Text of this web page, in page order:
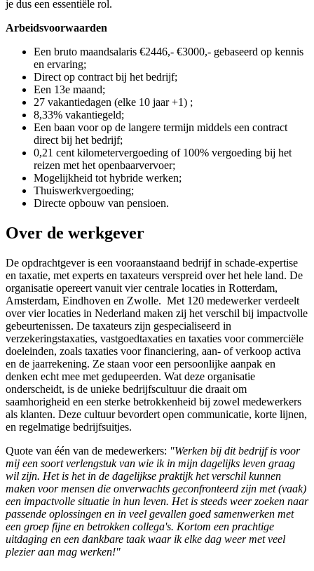
je dus een essentiële rol.
Arbeidsvoorwaarden
Een bruto maandsalaris €2446,- €3000,- gebaseerd op kennis
en ervaring;
Direct op contract bij het bedrijf;
Een 13e maand;
27 vakantiedagen (elke 10 jaar +1) ;
8,33% vakantiegeld;
Een baan voor op de langere termijn middels een contract
direct bij het bedrijf;
0,21 cent kilometervergoeding of 100% vergoeding bij het
reizen met het openbaarvervoer;
Mogelijkheid tot hybride werken;
Thuiswerkvergoeding;
Directe opbouw van pensioen.
Over de werkgever
De opdrachtgever is een vooraanstaand bedrijf in schade-expertise
en taxatie, met experts en taxateurs verspreid over het hele land. De
organisatie opereert vanuit vier centrale locaties in Rotterdam,
Amsterdam, Eindhoven en Zwolle. Met 120 medewerker verdeelt
over vier locaties in Nederland maken zij het verschil bij impactvolle
gebeurtenissen. De taxateurs zijn gespecialiseerd in
verzekeringstaxaties, vastgoedtaxaties en taxaties voor commerciële
doeleinden, zoals taxaties voor financiering, aan- of verkoop activa
en de jaarrekening. Ze staan voor een persoonlijke aanpak en
denken echt mee met gedupeerden. Wat deze organisatie
onderscheidt, is de unieke bedrijfscultuur die draait om
saamhorigheid en een sterke betrokkenheid bij zowel medewerkers
als klanten. Deze cultuur bevordert open communicatie, korte lijnen,
en regelmatige bedrijfsuitjes.
Quote van één van de medewerkers: "Werken bij dit bedrijf is voor
mij een soort verlengstuk van wie ik in mijn dagelijks leven graag
wil zijn. Het is het in de dagelijkse praktijk het verschil kunnen
maken voor mensen die onverwachts geconfronteerd zijn met (vaak)
een impactvolle situatie in hun leven. Het is steeds weer zoeken naar
passende oplossingen en in veel gevallen goed samenwerken met
een groep fijne en betrokken collega's. Kortom een prachtige
uitdaging en een dankbare taak waar ik elke dag weer met veel
plezier aan mag werken!"